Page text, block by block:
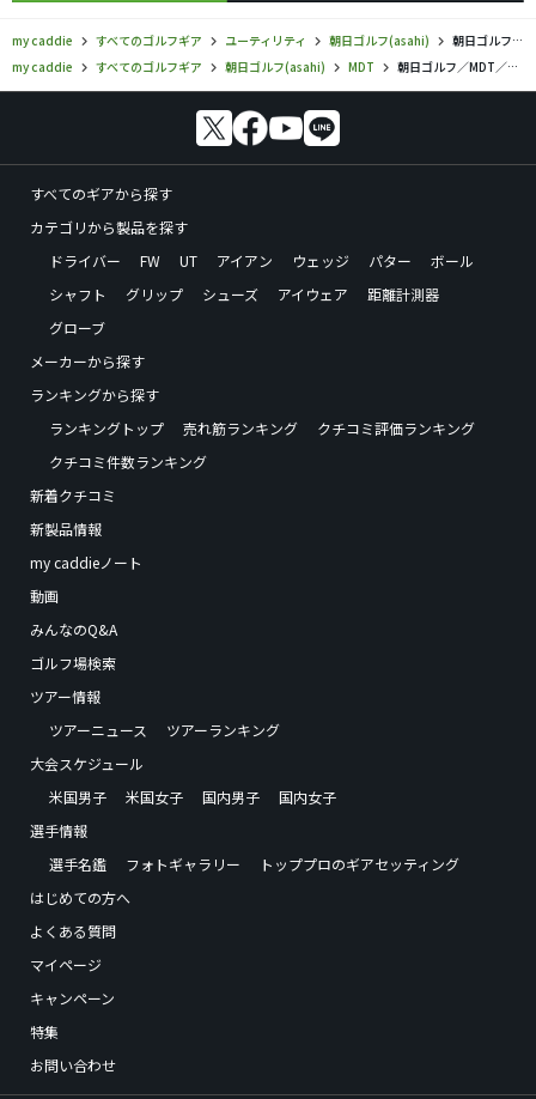
my caddie すべてのゴルフギア ユーティリティ 朝日ゴルフ(asahi)
朝日ゴルフ／MDT／ユーティリティの口コミ評価
my caddie
すべてのゴルフギア 朝日ゴルフ(asahi) MDT 朝日ゴルフ／MDT／ユーティリティの口コミ評価
すべてのギアから探す
カテゴリから製品を探す
ドライバー
FW UT アイアン ウェッジ パター
ボール
シャフト
グリップ シューズ アイウェア
距離計測器
グローブ
メーカーから探す
ランキングから探す
ランキングトップ
売れ筋ランキング
クチコミ評価ランキング
クチコミ件数ランキング
新着クチコミ
新製品情報
my caddieノート
動画
みんなのQ&A
ゴルフ場検索
ツアー情報
ツアーニュース
ツアーランキング
大会スケジュール
米国男子
米国女子 国内男子
国内女子
選手情報
選手名鑑
フォトギャラリー
トッププロのギアセッティング
はじめての方へ
よくある質問
マイページ
キャンペーン
特集
お問い合わせ